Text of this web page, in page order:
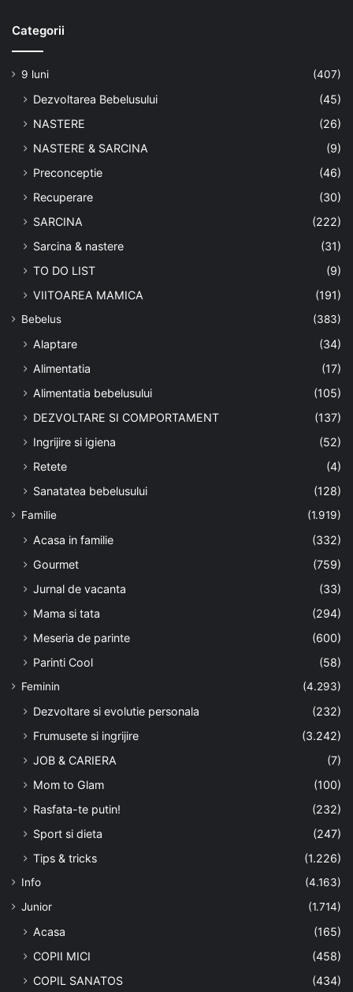
Categorii
9 luni (407)
Dezvoltarea Bebelusului
(45)
NASTERE
(26)
NASTERE & SARCINA
(9)
Preconceptie
(46)
Recuperare
(30)
SARCINA
(222)
Sarcina & nastere
(31)
TO DO LIST
(9)
VIITOAREA MAMICA
(191)
Bebelus (383)
Alaptare
(34)
Alimentatia
(17)
Alimentatia bebelusului
(105)
DEZVOLTARE SI COMPORTAMENT
(137)
Ingrijire si igiena
(52)
Retete
(4)
Sanatatea bebelusului
(128)
Familie (1.919)
Acasa in familie
(332)
Gourmet
(759)
Jurnal de vacanta
(33)
Mama si tata
(294)
Meseria de parinte
(600)
Parinti Cool
(58)
Feminin (4.293)
Dezvoltare si evolutie personala
(232)
Frumusete si ingrijire
(3.242)
JOB & CARIERA
(7)
Mom to Glam
(100)
Rasfata-te putin!
(232)
Sport si dieta
(247)
Tips & tricks
(1.226)
Info
(4.163)
Junior
(1.714)
Acasa
(165)
COPII MICI
(458)
COPIL SANATOS
(434)